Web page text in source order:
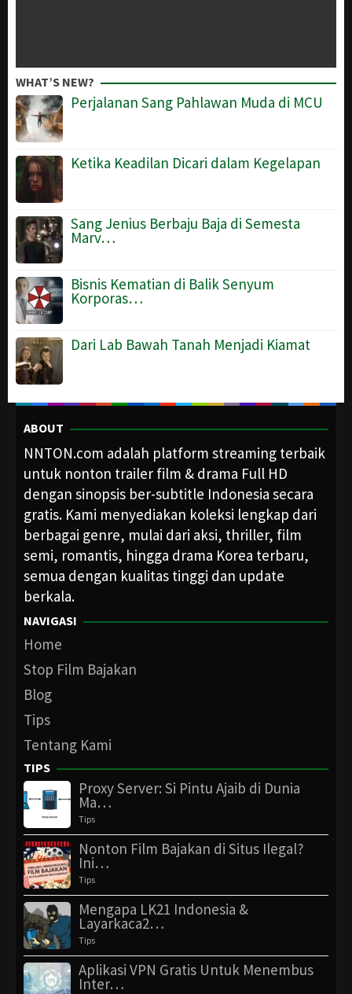
WHAT’S NEW?
Perjalanan Sang Pahlawan Muda di MCU
Ketika Keadilan Dicari dalam Kegelapan
Sang Jenius Berbaju Baja di Semesta
Marv…
Bisnis Kematian di Balik Senyum
Korporas…
Dari Lab Bawah Tanah Menjadi Kiamat
ABOUT
NNTON.com adalah platform streaming terbaik
untuk nonton trailer film & drama Full HD
dengan sinopsis ber-subtitle Indonesia secara
gratis. Kami menyediakan koleksi lengkap dari
berbagai genre, mulai dari aksi, thriller, film
semi, romantis, hingga drama Korea terbaru,
semua dengan kualitas tinggi dan update
berkala.
NAVIGASI
Home
Stop Film Bajakan
Blog
Tips
Tentang Kami
TIPS
Proxy Server: Si Pintu Ajaib di Dunia
Ma…
Tips
Nonton Film Bajakan di Situs Ilegal?
Ini…
Tips
Mengapa LK21 Indonesia &
Layarkaca2…
Tips
Aplikasi VPN Gratis Untuk Menembus
Inter…